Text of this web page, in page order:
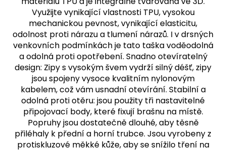
Využijte vynikající vlastnosti TPU, vysokou
mechanickou pevnost, vynikající elasticitu,
odolnost proti nárazu a tlumení nárazů. I v drsných
venkovních podmínkách je tato taška voděodolná
a odolná proti opotřebení. Snadno otevíratelný
design: Zipy s vysokým švem vydrží silný déšť, zipy
jsou spojeny vysoce kvalitním nylonovým
kabelem, což vám usnadní otevírání. Stabilní a
odolná proti otěru: jsou použity tři nastavitelné
připojovací body, které fixují brašnu na místě.
Popruhy jsou dostatečně dlouhé, aby těsně
přiléhaly k přední a horní trubce. Jsou vyrobeny z
protiskluzové měkké kůže, aby se snížilo tření na